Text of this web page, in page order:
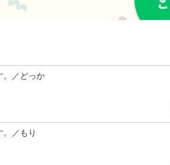
。／どっか
。／もり